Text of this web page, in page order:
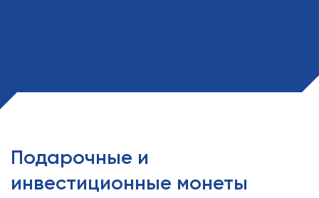
Подарочные и
инвестиционные монеты